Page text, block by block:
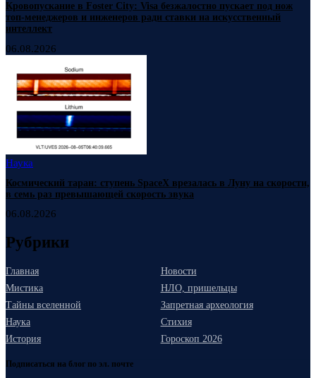
Кровопускание в Foster City: Visa безжалостно пускает под нож
топ-менеджеров и инженеров ради ставки на искусственный
интеллект
06.08.2026
Наука
Космический таран: ступень SpaceX врезалась в Луну на скорости,
в семь раз превышающей скорость звука
06.08.2026
Рубрики
Главная
Новости
Мистика
НЛО, пришельцы
Тайны вселенной
Запретная археология
Наука
Стихия
История
Гороскоп 2026
Подписаться на блог по эл. почте